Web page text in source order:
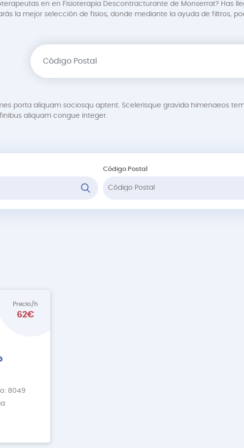
en en Fisioterapia Descontracturante de Monserrat? Has
la mejor selección de fisios, donde mediante la ayuda de filtros,
porta aliquam sociosqu aptent. Scelerisque gravida himenaeos
aliquam congue integer.
Código Postal
Precio/h
62€
8049